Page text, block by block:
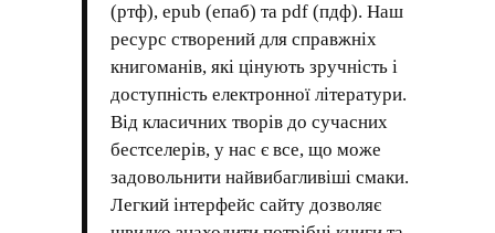
(ртф), epub (епаб) та pdf (пдф). Наш
ресурс створений для справжніх
книгоманів, які цінують зручність і
доступність електронної літератури.
Від класичних творів до сучасних
бестселерів, у нас є все, що може
задовольнити найвибагливіші смаки.
Легкий інтерфейс сайту дозволяє